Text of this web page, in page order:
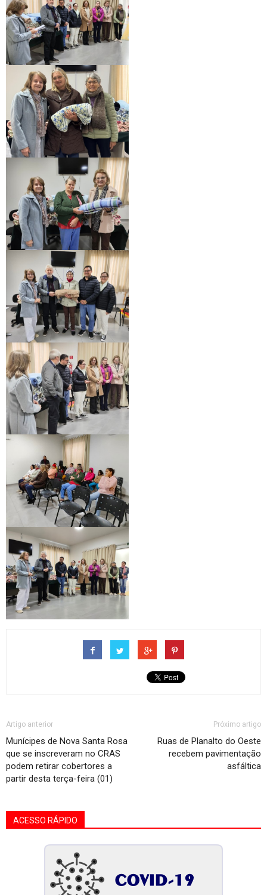
Artigo anterior
Munícipes de Nova Santa Rosa
que se inscreveram no CRAS
podem retirar cobertores a
partir desta terça-feira (01)
Próximo artigo
Ruas de Planalto do Oeste
recebem pavimentação
asfáltica
ACESSO RÁPIDO